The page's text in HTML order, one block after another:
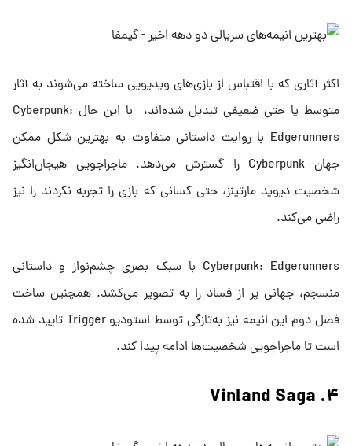
اکثر آثاری که با اقتباس از بازی‌های ویدیویی ساخته می‌شوند به آثار
متوسط یا حتی ضعیفی تبدیل شده‌اند، با این حال Cyberpunk:
Edgerunners با روایت داستانی متفاوت به بهترین شکل ممکن
جهان Cyberpunk را گسترش می‌دهد. ماجراجویی هیجان‌انگیز
شخصیت دیوید مارتینز، حتی کسانی که بازی را تجربه نکردند را نیز
راضی می‌کند.
Cyberpunk: Edgerunners با سبک بصری چشم‌نواز و داستانی
منسجم، جهانی پر از فساد را به تصویر می‌کشد. همچنین ساخت
فصل دوم این انیمه نیز به‌تازگی توسط استودیو Trigger تایید شده
است تا ماجراجویی‌ شخصیت‌ها ادامه پیدا کند.
۴. Vinland Saga